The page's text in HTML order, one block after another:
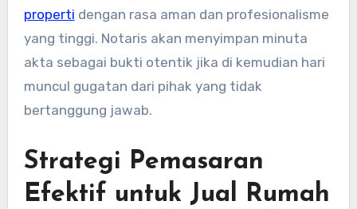
properti dengan rasa aman dan profesionalisme
yang tinggi. Notaris akan menyimpan minuta
akta sebagai bukti otentik jika di kemudian hari
muncul gugatan dari pihak yang tidak
bertanggung jawab.
Strategi Pemasaran
Efektif untuk Jual Rumah